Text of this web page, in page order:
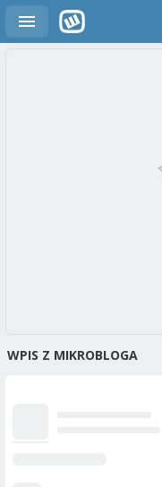
WPIS Z MIKROBLOGA